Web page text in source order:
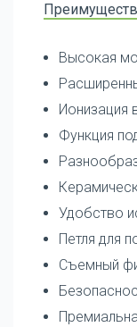
Высокая
Ионизация
Функция
Удобство
Петля для
Съемный